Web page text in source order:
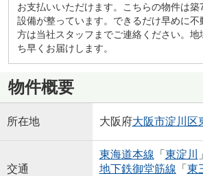
お支払いいただけます。こちらの物件は
設備が整っています。できるだけ早めに
方は当社スタッフまでご連絡ください。
ち早くお届けします。
物件概要
所在地 大阪府大阪市淀川区
交通
東海道本線 「 東淀川
地下鉄御堂筋線 「 東